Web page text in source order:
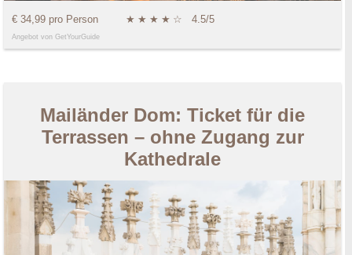
€ 34,99 pro Person ★ ★ ★ ★ ☆ 4.5/5
Angebot von GetYourGuide
Mailänder Dom: Ticket für die
Terrassen – ohne Zugang zur
Kathedrale